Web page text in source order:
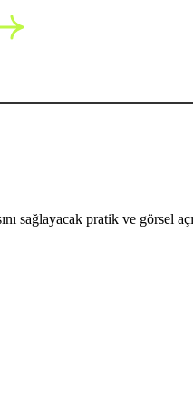
sağlayacak pratik ve görsel